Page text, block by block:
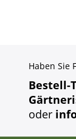
Haben Sie
Bestell-
oder